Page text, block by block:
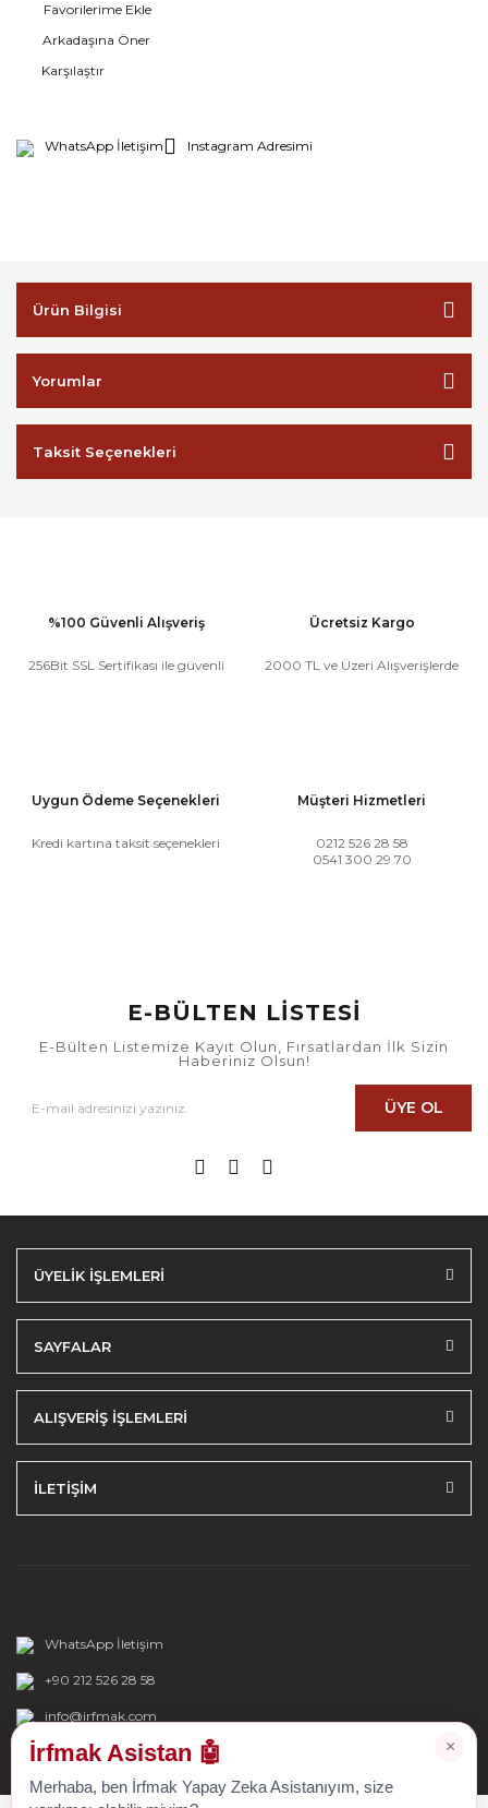
Arkadaşına Öner
Karşılaştır
WhatsApp İletişim Instagram Adresimi
Ürün Bilgisi
Yorumlar
Taksit Seçenekleri
%100 Güvenli Alışveriş
256Bit SSL Sertifikası ile güvenli
Ücretsiz Kargo
2000 TL ve Üzeri Alışverişlerde
Uygun Ödeme Seçenekleri
Kredi kartına taksit seçenekleri
Müşteri Hizmetleri
0212 526 28 58
0541 300 29 70
E-BÜLTEN LİSTESİ
E-Bülten Listemize Kayıt Olun, Fırsatlardan İlk Sizin
Haberiniz Olsun!
ÜYE OL
ÜYELİK İŞLEMLERİ
SAYFALAR
ALIŞVERİŞ İŞLEMLERİ
İLETİŞİM
WhatsApp İletişim
+90 212 526 28 58
info@irfmak.com
×
İrfmak Asistan 🤖
Merhaba, ben İrfmak Yapay Zeka Asistanıyım, size